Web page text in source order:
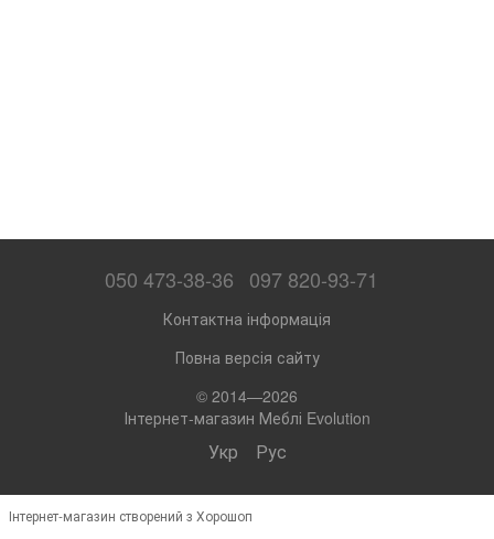
050 473-38-36 097 820-93-71
Контактна інформація
Повна версія сайту
© 2014—2026
Інтернет-магазин Меблі Evolution
Укр Рус
Інтернет-магазин створений з Хорошоп